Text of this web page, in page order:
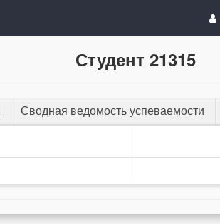
Студент 21315
Сводная ведомость успеваемости